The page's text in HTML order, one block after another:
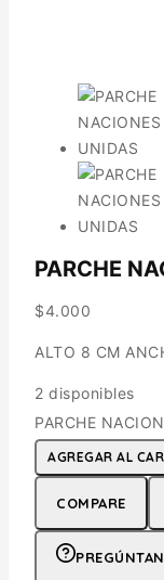
PARCHE
$4.000
ALTO 8 CM
2 disponibles
PARCHE
AGREGAR AL
COMPARE